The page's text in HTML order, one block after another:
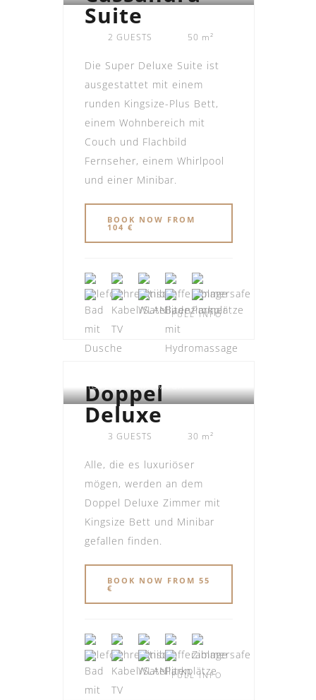
Suite
2 GUESTS 50 m²
Die Super Deluxe Suite ist
ausgestattet mit einem
runden Kingsize-Plus Bett,
einem Wohnbereich mit
Couch und Flachbild
Fernseher, einem Whirlpool
und einer Minibar.
BOOK NOW FROM
104 €
FULL INFO
HOTEL ALPHAOMEGA
Doppel
Deluxe
3 GUESTS 30 m²
Alle, die es luxuriöser
mögen, werden an dem
Doppel Deluxe Zimmer mit
Kingsize Bett und Minibar
gefallen finden.
BOOK NOW FROM 55
€
FULL INFO